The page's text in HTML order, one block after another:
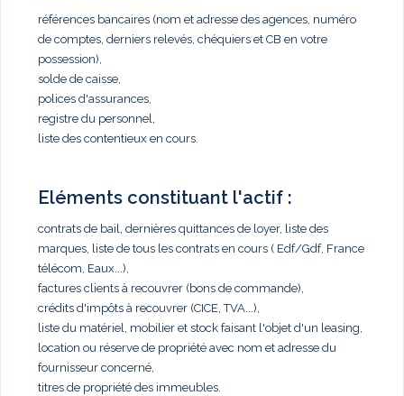
références bancaires (nom et adresse des agences, numéro
de comptes, derniers relevés, chéquiers et CB en votre
possession),
solde de caisse,
polices d'assurances,
registre du personnel,
liste des contentieux en cours.
Eléments constituant l'actif :
contrats de bail, dernières quittances de loyer, liste des
marques, liste de tous les contrats en cours ( Edf/Gdf, France
télécom, Eaux...),
factures clients à recouvrer (bons de commande),
crédits d'impôts à recouvrer (CICE, TVA...),
liste du matériel, mobilier et stock faisant l'objet d'un leasing,
location ou réserve de propriété avec nom et adresse du
fournisseur concerné,
titres de propriété des immeubles.